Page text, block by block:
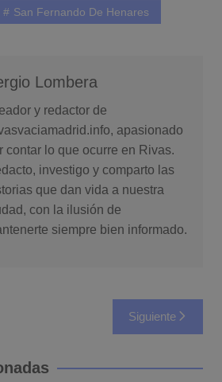
San Fernando De Henares
Lombera
y redactor de
apasionado
contar lo que ocurre en Rivas.
investigo y comparto las
que dan vida a nuestra
con la ilusión de
siempre bien informado.
Siguiente